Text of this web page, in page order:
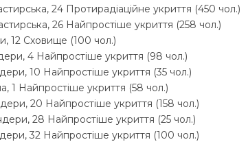
24 Протирадіаційне укриття (450 чол.)
26 Найпростіше укриття (258 чол.)
12 Сховище (100 чол.)
4 Найпростіше укриття (98 чол.)
10 Найпростіше укриття (35 чол.)
1 Найпростіше укриття (58 чол.)
20 Найпростіше укриття (158 чол.)
28 Найпростіше укриття (25 чол.)
32 Найпростіше укриття (100 чол.)